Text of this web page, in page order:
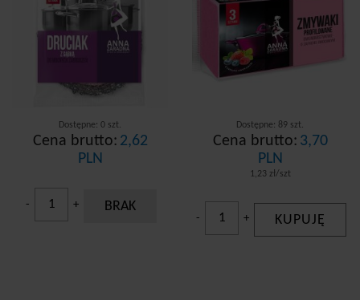
Dostępne: 0 szt.
Cena brutto: 2,62
PLN
- + BRAK
Dostępne: 89 szt.
Cena brutto: 3,70
PLN
1,23 zł/szt
- + KUPUJĘ